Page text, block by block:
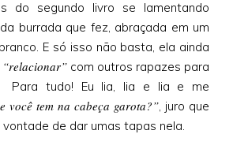
do segundo livro se lamentando
burrada que fez, abraçada em um
E só isso não basta, ela ainda
“relacionar” com outros rapazes para
Para tudo! Eu lia, lia e lia e me
você tem na cabeça garota?”, juro que
de dar umas tapas nela.